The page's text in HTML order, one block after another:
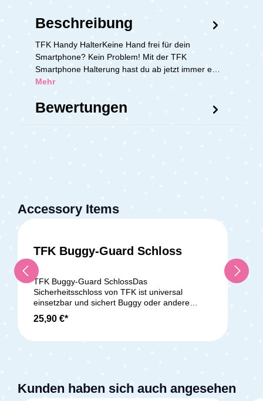
Beschreibung
TFK Handy HalterKeine Hand frei für dein
Smartphone? Kein Problem! Mit der TFK
Smartphone Halterung hast du ab jetzt immer e…
Mehr
Bewertungen
Accessory Items
TFK Buggy-Guard Schloss
TFK Buggy-Guard SchlossDas
Sicherheitsschloss von TFK ist universal
einsetzbar und sichert Buggy oder andere
Gegenstände vor Diebstahl. Mit dem
Zahlenschloss kannst du deinen Kinderwagen
Wickeltasche am Kinderwagen vor Langfingern
25,90 €*
Kunden haben sich auch angesehen